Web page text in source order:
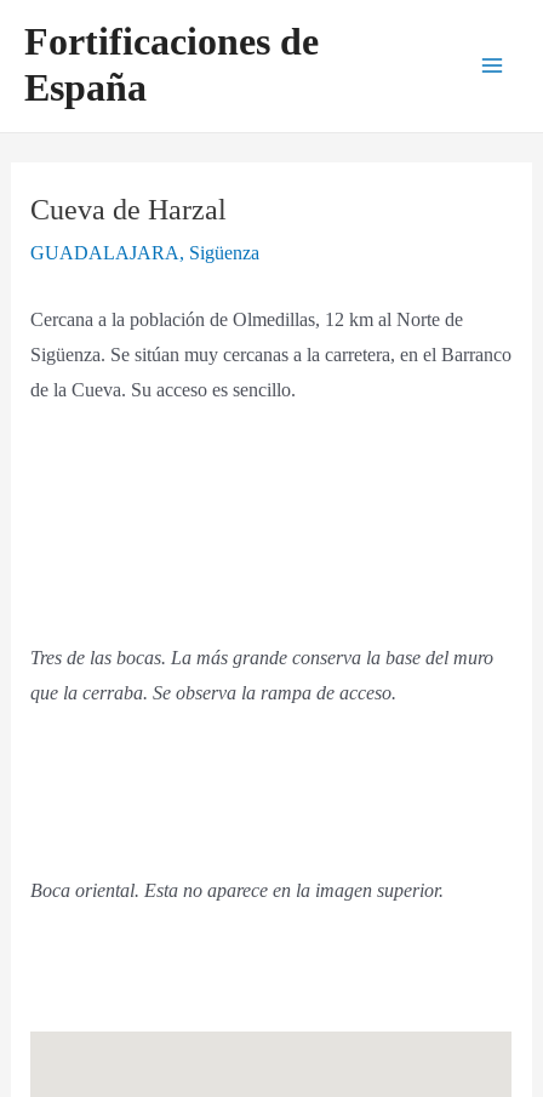
contenido
Fortificaciones de
España
Cueva de Harzal
GUADALAJARA, Sigüenza
Cercana a la población de Olmedillas, 12 km al Norte de
Sigüenza. Se sitúan muy cercanas a la carretera, en el Barranco
de la Cueva. Su acceso es sencillo.
Tres de las bocas. La más grande conserva la base del muro
que la cerraba. Se observa la rampa de acceso.
Boca oriental. Esta no aparece en la imagen superior.
de
entradas